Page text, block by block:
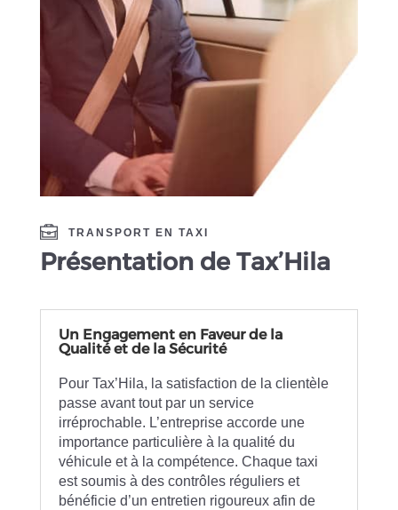
TRANSPORT EN TAXI
Présentation de Tax’Hila
Un Engagement en Faveur de la
Qualité et de la Sécurité
Pour Tax’Hila, la satisfaction de la clientèle
passe avant tout par un service
irréprochable. L’entreprise accorde une
importance particulière à la qualité du
véhicule et à la compétence. Chaque taxi
est soumis à des contrôles réguliers et
bénéficie d’un entretien rigoureux afin de